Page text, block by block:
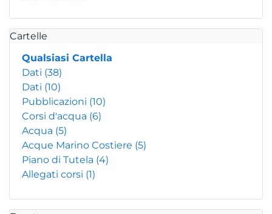
Cartelle
Qualsiasi Cartella
Dati (38)
Dati (10)
Pubblicazioni (10)
Corsi d'acqua (6)
Acqua (5)
Acque Marino Costiere (5)
Piano di Tutela (4)
Allegati corsi (1)